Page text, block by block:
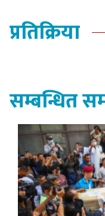
प्रतिक्रिया
सम्बन्धित